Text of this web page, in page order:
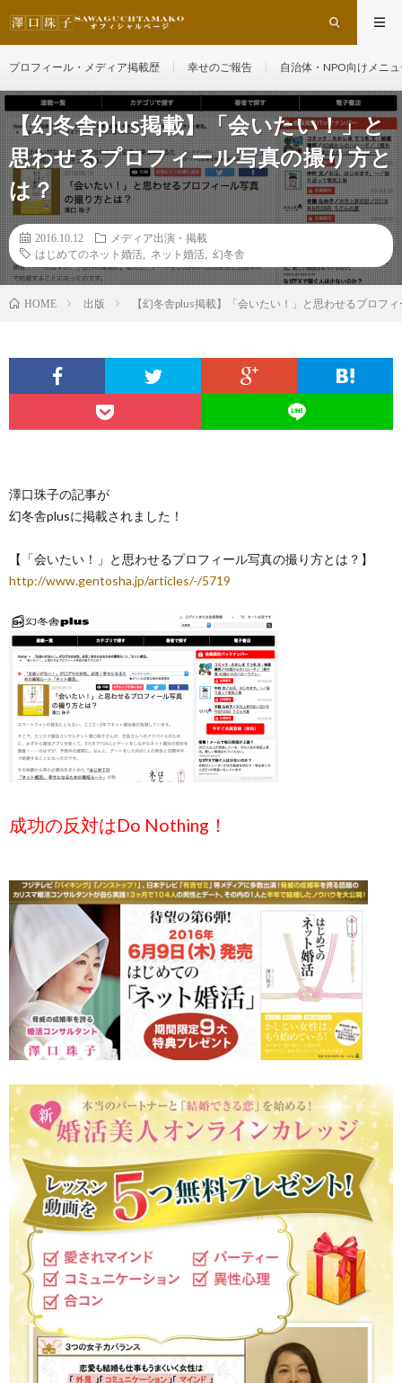
プロフィール・メディア掲載歴 幸せのご報告 自治体・NPO向けメニ
【幻冬舎plus掲載】「会いたい！」と
思わせるプロフィール写真の撮り方と
は？
2016.10.12
メディア出演・掲載
はじめてのネット婚活
ネット婚活 幻冬舎
HOME 出版 【幻冬舎plus掲載】「会いたい！」と思わせるプロフ
澤口珠子の記事が
幻冬舎plusに掲載されました！
【「会いたい！」と思わせるプロフィール写真の撮り方とは？】
http://www.gentosha.jp/articles/-/5719
成功の反対はDo Nothing！